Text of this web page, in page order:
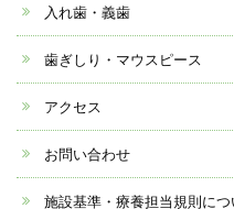
入れ歯・義歯
歯ぎしり・マウスピース
アクセス
お問い合わせ
施設基準・療養担当規則につ